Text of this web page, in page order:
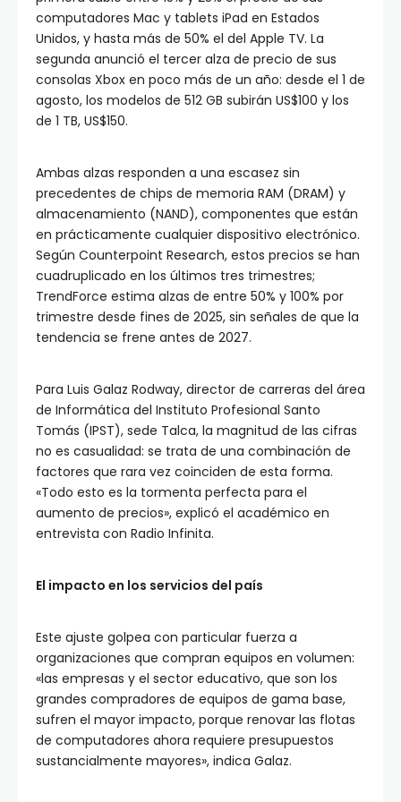
computadores Mac y tablets iPad en Estados
Unidos, y hasta más de 50% el del Apple TV. La
segunda anunció el tercer alza de precio de sus
consolas Xbox en poco más de un año: desde el 1 de
agosto, los modelos de 512 GB subirán US$100 y los
de 1 TB, US$150.
Ambas alzas responden a una escasez sin
precedentes de chips de memoria RAM (DRAM) y
almacenamiento (NAND), componentes que están
en prácticamente cualquier dispositivo electrónico.
Según Counterpoint Research, estos precios se han
cuadruplicado en los últimos tres trimestres;
TrendForce estima alzas de entre 50% y 100% por
trimestre desde fines de 2025, sin señales de que la
tendencia se frene antes de 2027.
Para Luis Galaz Rodway, director de carreras del área
de Informática del Instituto Profesional Santo
Tomás (IPST), sede Talca, la magnitud de las cifras
no es casualidad: se trata de una combinación de
factores que rara vez coinciden de esta forma.
«Todo esto es la tormenta perfecta para el
aumento de precios», explicó el académico en
entrevista con Radio Infinita.
El impacto en los servicios del país
Este ajuste golpea con particular fuerza a
organizaciones que compran equipos en volumen:
«las empresas y el sector educativo, que son los
grandes compradores de equipos de gama base,
sufren el mayor impacto, porque renovar las flotas
de computadores ahora requiere presupuestos
sustancialmente mayores», indica Galaz.